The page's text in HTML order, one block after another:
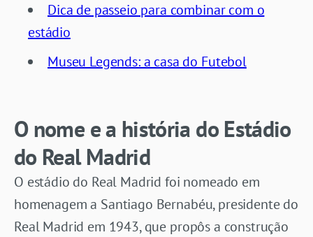
Dica de passeio para combinar com o
estádio
Museu Legends: a casa do Futebol
O nome e a história do Estádio
do Real Madrid
O estádio do Real Madrid foi nomeado em
homenagem a Santiago Bernabéu, presidente do
Real Madrid em 1943, que propôs a construção